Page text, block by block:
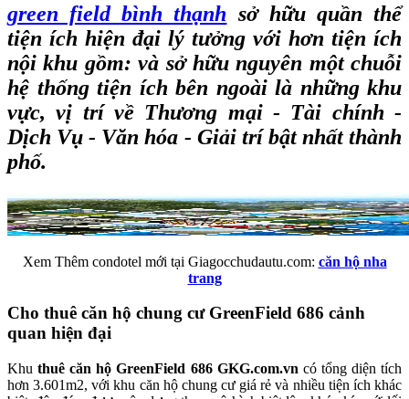
green field bình thạnh sở hữu quần thể
tiện ích hiện đại lý tưởng với hơn tiện ích
nội khu gồm: và sở hữu nguyên một chuỗi
hệ thống tiện ích bên ngoài là những khu
vực, vị trí về Thương mại - Tài chính -
Dịch Vụ - Văn hóa - Giải trí bật nhất thành
phố.
Xem Thêm condotel mới tại Giagocchudautu.com: căn hộ nha
trang
Cho thuê căn hộ chung cư GreenField 686 cảnh
quan hiện đại
Khuthuê căn hộ GreenField 686 GKG.com.vn có tổng diện tích
hơn 3.601m2, với khu căn hộ chung cư giá rẻ và nhiều tiện ích khác